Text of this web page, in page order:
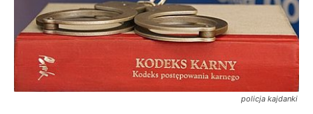
policja kajdanki